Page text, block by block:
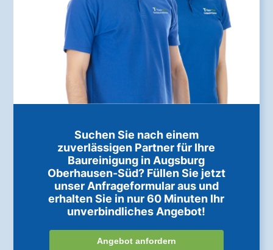
Suchen Sie nach einem
zuverlässigen Partner für Ihre
Baureinigung in Augsburg
Oberhausen-Süd? Füllen Sie jetzt
unser Anfrageformular aus und
erhalten Sie in nur 60 Minuten Ihr
unverbindliches Angebot!
Angebot anfordern